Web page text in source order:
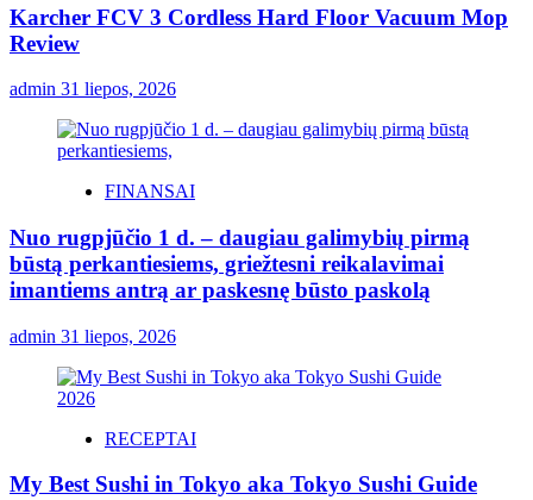
Karcher FCV 3 Cordless Hard Floor Vacuum Mop
Review
admin 31 liepos, 2026
FINANSAI
Nuo rugpjūčio 1 d. – daugiau galimybių pirmą
būstą perkantiesiems, griežtesni reikalavimai
imantiems antrą ar paskesnę būsto paskolą
admin 31 liepos, 2026
RECEPTAI
My Best Sushi in Tokyo aka Tokyo Sushi Guide